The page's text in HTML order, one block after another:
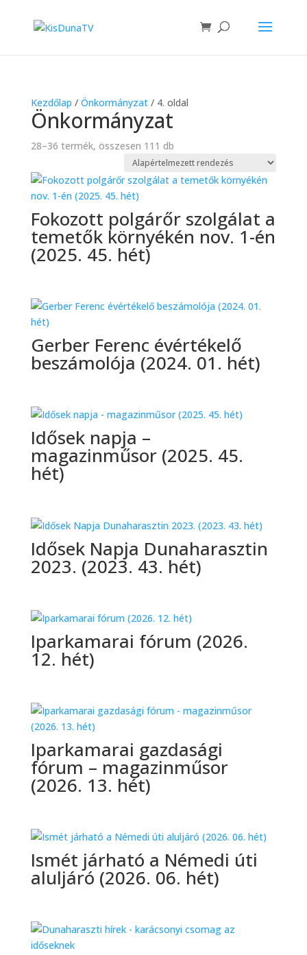
Kezdőlap / Önkormányzat/ 4. oldal
Önkormányzat
28–36 termék, összesen 111 db
Fokozott polgárőr szolgálat a
temetők környékén nov. 1-én
(2025. 45. hét)
Gerber Ferenc évértékelő
beszámolója (2024. 01. hét)
Idősek napja –
magazinműsor (2025. 45.
hét)
Idősek Napja Dunaharasztin
2023. (2023. 43. hét)
Iparkamarai fórum (2026.
12. hét)
Iparkamarai gazdasági
fórum – magazinműsor
(2026. 13. hét)
Ismét járható a Némedi úti
aluljáró (2026. 06. hét)